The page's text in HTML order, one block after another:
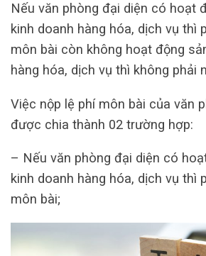
Nếu văn phòng đại diện có hoạt
kinh doanh hàng hóa, dịch vụ thì
môn bài còn không hoạt động
hàng hóa, dịch vụ thì không phải
Việc nộp lệ phí môn bài của văn
được chia thành 02 trường hợp:
– Nếu văn phòng đại diện có
kinh doanh hàng hóa, dịch vụ thì
môn bài;